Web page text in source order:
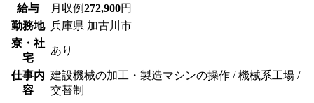
給与 月収例272,900円
勤務地 兵庫県 加古川市
寮・社
宅
あり
仕事内
容
建設機械の加工・製造マシンの操作 / 機械系工場 /
交替制